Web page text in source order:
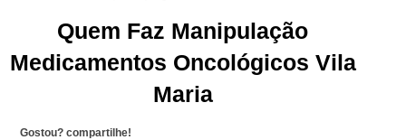
Quem Faz Manipulação
Medicamentos Oncológicos Vila
Maria
Gostou? compartilhe!